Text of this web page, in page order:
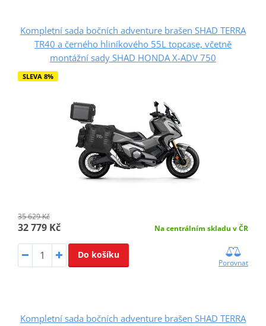
Kompletní sada bočních adventure brašen SHAD TERRA
TR40 a černého hliníkového 55L topcase, včetně
montážní sady SHAD HONDA X-ADV 750
SLEVA 8%
35 629 Kč
32 779 Kč Na centrálním skladu v ČR
Do košíku
Porovnat
Kompletní sada bočních adventure brašen SHAD TERRA